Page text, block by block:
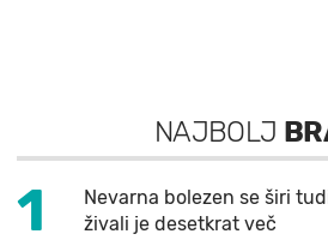
NAJBOLJ
1
Nevarna bolezen se širi
živali je desetkrat več